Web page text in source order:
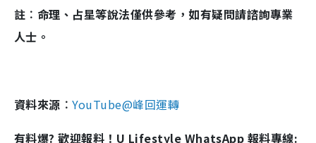
註︰命理、占星等說法僅供參考，如有疑問請諮詢專業
人士。
資料來源︰YouTube@峰回運轉
有料爆? 歡迎報料！U Lifestyle WhatsApp 報料專線: